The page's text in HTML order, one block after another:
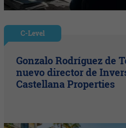
C-Level
Gonzalo Rodríguez de
nuevo director de
Castellana Properties